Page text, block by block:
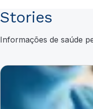
Stories
Informações de saúde